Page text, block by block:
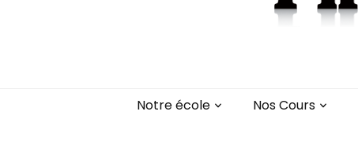
Notre école Nos Cours